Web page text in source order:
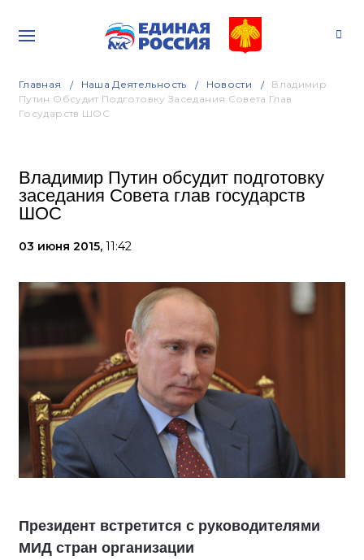
Главная Наша Деятельность Новости
Владимир
Путин Обсудит Подготовку Заседания Совета Глав
Государств ШОС
Владимир Путин обсудит подготовку
заседания Совета глав государств
ШОС
03 июня 2015, 11:42
Президент встретится с руководителями
МИД стран организации